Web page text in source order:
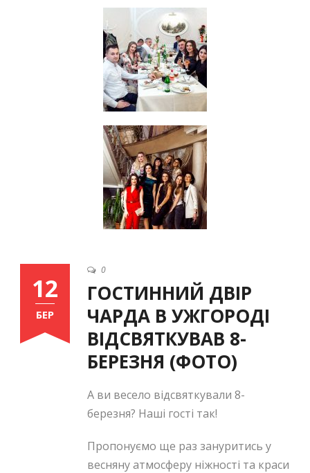
12
БЕР
0
ГОСТИННИЙ ДВІР
ЧАРДА В УЖГОРОДІ
ВІДСВЯТКУВАВ 8-
БЕРЕЗНЯ (ФОТО)
А ви весело відсвяткували 8-
березня? Наші гості так!
Пропонуємо ще раз зануритись у
весняну атмосферу ніжності та краси